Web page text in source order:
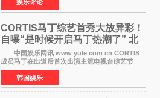
于佩尔（Isabelle Huppert）主演，全程使用大
疆首款双主摄口
娱乐评论
CORTIS马丁综艺首秀大放异彩！
自曝“是时候开启马丁热潮了” 北
美巡演火热进行中
中国娱乐网讯 www yule com cn CORTIS
成员马丁在出道后首次出演主流电视台综艺节
目，展现了多才多艺的魅力。 马丁出演了5日
播出的MBC《Radio Star》Fashion与Passion
之间，I&lsquo;m
韩国娱乐